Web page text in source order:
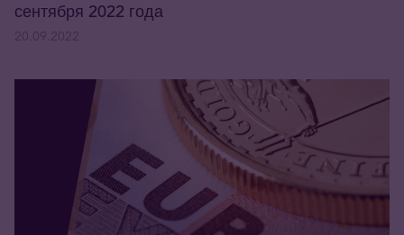
сентября 2022 года